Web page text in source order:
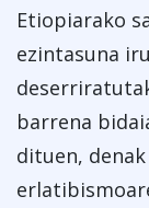
Etiopiarako
ezintasuna
barrena
dituen,